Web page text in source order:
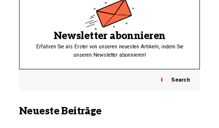
Newsletter abonnieren
Erfahren Sie als Erster von unseren neuesten Artikeln, indem Sie
unseren Newsletter abonnieren!
Search
Neueste Beiträge